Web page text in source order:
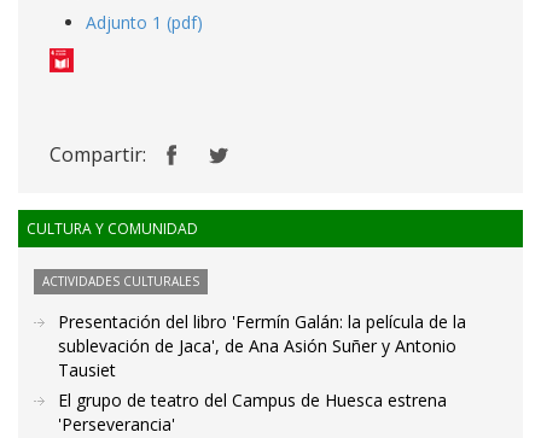
Adjunto 1 (pdf)
Compartir:
CULTURA Y COMUNIDAD
ACTIVIDADES CULTURALES
Presentación del libro 'Fermín Galán: la película de la
sublevación de Jaca', de Ana Asión Suñer y Antonio
Tausiet
El grupo de teatro del Campus de Huesca estrena
'Perseverancia'